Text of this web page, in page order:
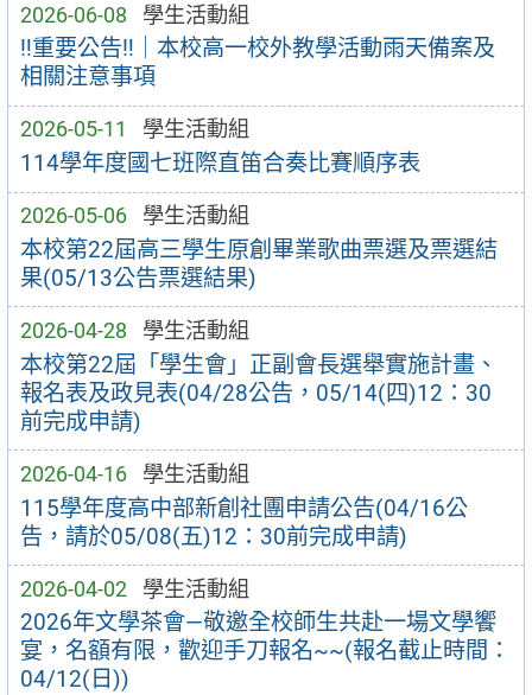
2026-06-08 學生活動組
‼️重要公告‼️｜本校高一校外教學活動雨天備案及
相關注意事項
2026-05-11 學生活動組
114學年度國七班際直笛合奏比賽順序表
2026-05-06 學生活動組
本校第22屆高三學生原創畢業歌曲票選及票選結
果(05/13公告票選結果)
2026-04-28 學生活動組
本校第22屆「學生會」正副會長選舉實施計畫、
報名表及政見表(04/28公告，05/14(四)12：30
前完成申請)
2026-04-16 學生活動組
115學年度高中部新創社團申請公告(04/16公
告，請於05/08(五)12：30前完成申請)
2026-04-02 學生活動組
2026年文學茶會—敬邀全校師生共赴一場文學饗
宴，名額有限，歡迎手刀報名~~(報名截止時間：
04/12(日))